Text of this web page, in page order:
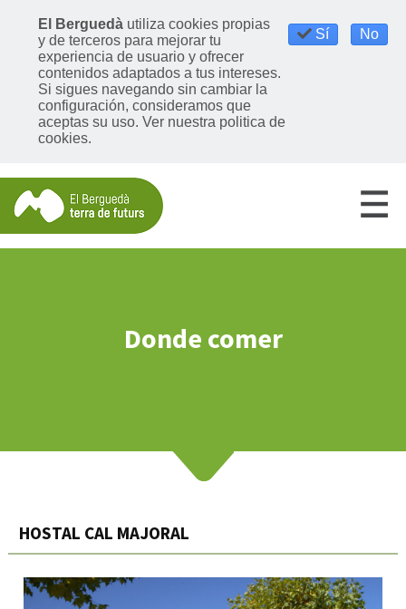
Sí No
El Berguedà utiliza cookies propias
y de terceros para mejorar tu
experiencia de usuario y ofrecer
contenidos adaptados a tus intereses.
Si sigues navegando sin cambiar la
configuración, consideramos que
aceptas su uso. Ver nuestra politica de
cookies.
Donde comer
HOSTAL CAL MAJORAL